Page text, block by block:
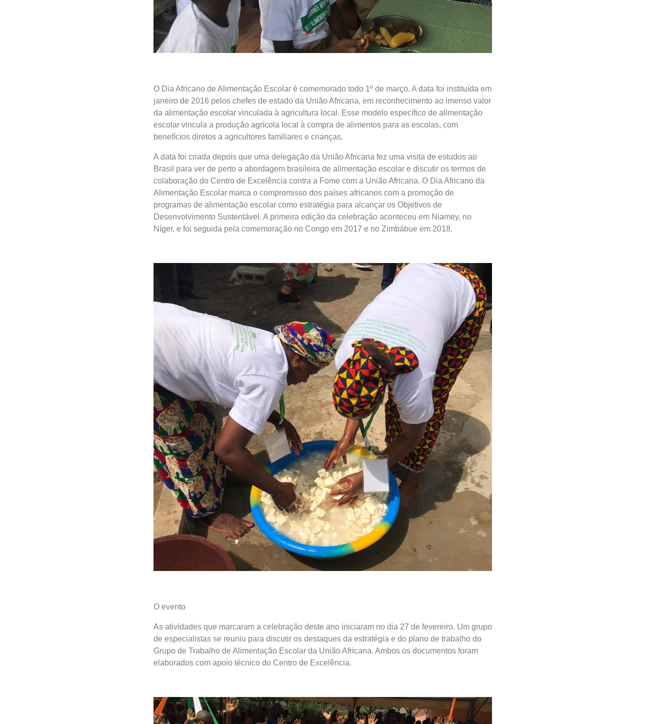
O Dia Africano de Alimentação Escolar é comemorado todo 1º de março. A data foi instituída em
janeiro de 2016 pelos chefes de estado da União Africana, em reconhecimento ao imenso valor
da alimentação escolar vinculada à agricultura local. Esse modelo específico de alimentação
escolar vincula a produção agrícola local à compra de alimentos para as escolas, com
benefícios diretos a agricultores familiares e crianças.
A data foi criada depois que uma delegação da União Africana fez uma visita de estudos ao
Brasil para ver de perto a abordagem brasileira de alimentação escolar e discutir os termos de
colaboração do Centro de Excelência contra a Fome com a União Africana. O Dia Africano da
Alimentação Escolar marca o compromisso dos países africanos com a promoção de
programas de alimentação escolar como estratégia para alcançar os Objetivos de
Desenvolvimento Sustentável. A primeira edição da celebração aconteceu em Niamey, no
Níger, e foi seguida pela comemoração no Congo em 2017 e no Zimbábue em 2018.
O evento
As atividades que marcaram a celebração deste ano iniciaram no dia 27 de fevereiro. Um grupo
de especialistas se reuniu para discutir os destaques da estratégia e do plano de trabalho do
Grupo de Trabalho de Alimentação Escolar da União Africana. Ambos os documentos foram
elaborados com apoio técnico do Centro de Excelência.